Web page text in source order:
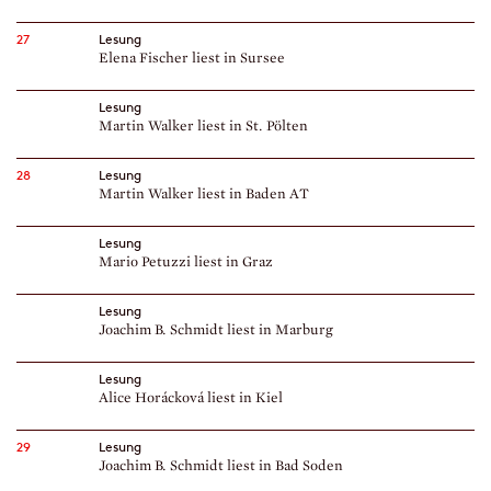
27
Lesung
Elena Fischer liest in Sursee
Lesung
Martin Walker liest in St. Pölten
28
Lesung
Martin Walker liest in Baden AT
Lesung
Mario Petuzzi liest in Graz
Lesung
Joachim B. Schmidt liest in Marburg
Lesung
Alice Horácková liest in Kiel
29
Lesung
Joachim B. Schmidt liest in Bad Soden